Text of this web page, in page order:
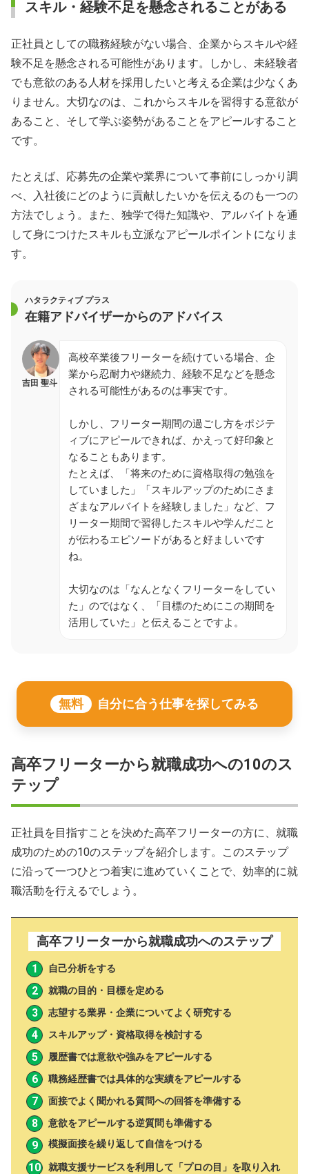
スキル・経験不足を懸念されることがある
正社員としての職務経験がない場合、企業からスキルや経
験不足を懸念される可能性があります。しかし、未経験者
でも意欲のある人材を採用したいと考える企業は少なくあ
りません。大切なのは、これからスキルを習得する意欲が
あること、そして学ぶ姿勢があることをアピールすること
です。
たとえば、応募先の企業や業界について事前にしっかり調
べ、入社後にどのように貢献したいかを伝えるのも一つの
方法でしょう。また、独学で得た知識や、アルバイトを通
して身につけたスキルも立派なアピールポイントになりま
す。
ハタラクティブ プラス
在籍アドバイザーからのアドバイス
吉田 聖斗
高校卒業後フリーターを続けている場合、企
業から忍耐力や継続力、経験不足などを懸念
される可能性があるのは事実です。
しかし、フリーター期間の過ごし方をポジテ
ィブにアピールできれば、かえって好印象と
なることもあります。
たとえば、「将来のために資格取得の勉強を
していました」「スキルアップのためにさま
ざまなアルバイトを経験しました」など、フ
リーター期間で習得したスキルや学んだこと
が伝わるエピソードがあると好ましいです
ね。
大切なのは「なんとなくフリーターをしてい
た」のではなく、「目標のためにこの期間を
活用していた」と伝えることですよ。
無料 自分に合う仕事を探してみる
高卒フリーターから就職成功への10のス
テップ
正社員を目指すことを決めた高卒フリーターの方に、就職
成功のための10のステップを紹介します。このステップ
に沿って一つひとつ着実に進めていくことで、効率的に就
職活動を行えるでしょう。
高卒フリーターから就職成功へのステップ
自己分析をする
就職の目的・目標を定める
志望する業界・企業についてよく研究する
スキルアップ・資格取得を検討する
履歴書では意欲や強みをアピールする
職務経歴書では具体的な実績をアピールする
面接でよく聞かれる質問への回答を準備する
意欲をアピールする逆質問も準備する
模擬面接を繰り返して自信をつける
就職支援サービスを利用して「プロの目」を取り入れ